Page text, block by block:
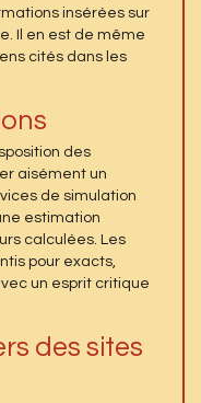
insérées sur
Il en est de même
cités dans les
des
aisément un
de simulation
estimation
calculées. Les
pour exacts,
un esprit critique
des sites